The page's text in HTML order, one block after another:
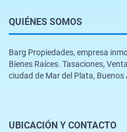
QUIÉNES SOMOS
Barg Propiedades, empresa
Bienes Raíces. Tasaciones,
ciudad de Mar del Plata, Buenos
UBICACIÓN Y CONTACTO